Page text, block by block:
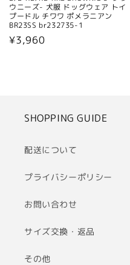
ウニーズ- 犬服 ドッグウェア トイ
プードル チワワ ポメラニアン
BR23SS br232735-1
通
¥3,960
SHOPPING GUIDE
配送について
プライバシーポリシー
お問い合わせ
サイズ交換・返品
その他